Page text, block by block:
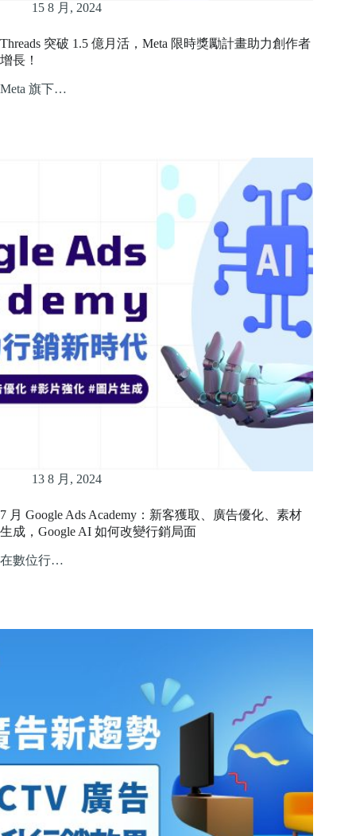
15 8 月, 2024
Threads 突破 1.5 億月活，Meta 限時獎勵計畫助力創作者
增長！
Meta 旗下…
13 8 月, 2024
7 月 Google Ads Academy：新客獲取、廣告優化、素材
生成，Google AI 如何改變行銷局面
在數位行…